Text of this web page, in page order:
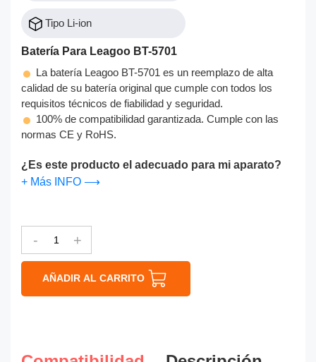
Tipo Li-ion
Batería Para Leagoo BT-5701
La batería Leagoo BT-5701 es un reemplazo de alta
calidad de su batería original que cumple con todos los
requisitos técnicos de fiabilidad y seguridad.
100% de compatibilidad garantizada. Cumple con las
normas CE y RoHS.
¿Es este producto el adecuado para mi aparato?
+ Más INFO ⟶
- +
AÑADIR AL CARRITO